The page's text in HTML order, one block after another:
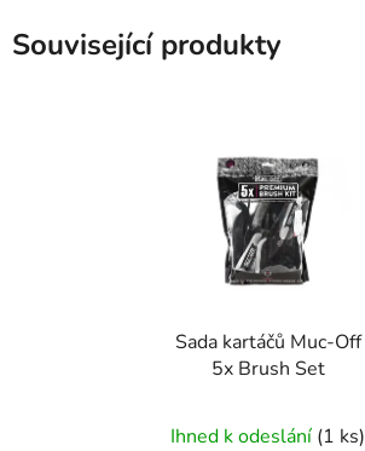
Související produkty
Sada kartáčů Muc-Off
5x Brush Set
Ihned k odeslání (1 ks)